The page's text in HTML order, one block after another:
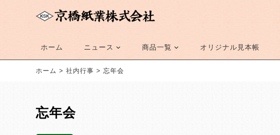
ホーム ニュース 商品一覧 オリジナル見本帳
ホーム > 社内行事 > 忘年会
忘年会